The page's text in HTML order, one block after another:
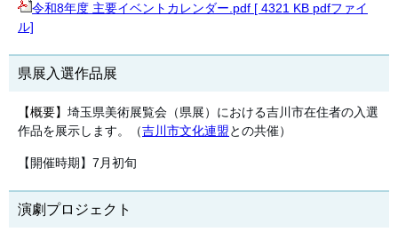
令和8年度 主要イベントカレンダー.pdf [ 4321 KB pdfファイ
ル]
県展入選作品展
【概要】 埼玉県美術展覧会（県展）における吉川市在住者の入選
作品を展示します。（吉川市文化連盟との共催）
【開催時期】7月初旬
演劇プロジェクト